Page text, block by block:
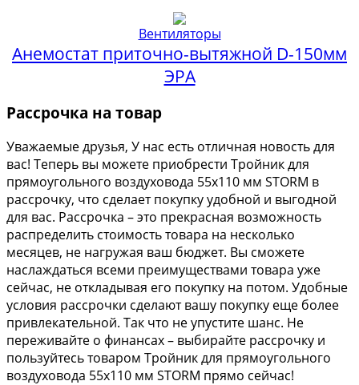
Вентиляторы
Анемостат приточно-вытяжной D-150мм
ЭРА
Рассрочка на товар
Уважаемые друзья, У нас есть отличная новость для
вас! Теперь вы можете приобрести Тройник для
прямоугольного воздуховода 55х110 мм STORM в
рассрочку, что сделает покупку удобной и выгодной
для вас. Рассрочка – это прекрасная возможность
распределить стоимость товара на несколько
месяцев, не нагружая ваш бюджет. Вы сможете
наслаждаться всеми преимуществами товара уже
сейчас, не откладывая его покупку на потом. Удобные
условия рассрочки сделают вашу покупку еще более
привлекательной. Так что не упустите шанс. Не
переживайте о финансах – выбирайте рассрочку и
пользуйтесь товаром Тройник для прямоугольного
воздуховода 55х110 мм STORM прямо сейчас!